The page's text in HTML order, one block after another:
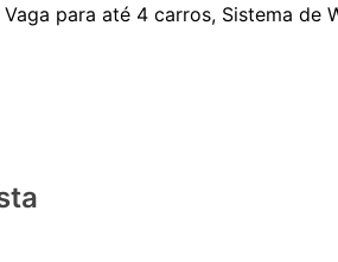
para até 4 carros, Sistema de